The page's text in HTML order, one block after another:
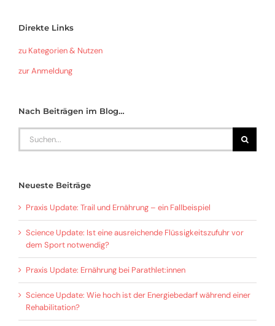
Direkte Links
zu Kategorien & Nutzen
zur Anmeldung
Nach Beiträgen im Blog…
Search
Neueste Beiträge
Praxis Update: Trail und Ernährung – ein Fallbeispiel
Science Update: Ist eine ausreichende Flüssigkeitszufuhr vor
dem Sport notwendig?
Praxis Update: Ernährung bei Parathlet:innen
Science Update: Wie hoch ist der Energiebedarf während einer
Rehabilitation?